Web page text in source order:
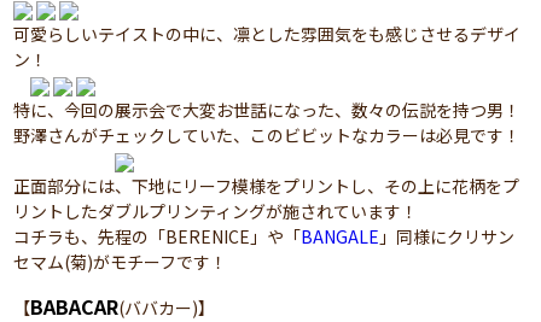
可愛らしいテイストの中に、凛とした雰囲気をも感じさせるデザイ
ン！
特に、今回の展示会で大変お世話になった、数々の伝説を持つ男！
野澤さんがチェックしていた、このビビットなカラーは必見です！
正面部分には、下地にリーフ模様をプリントし、その上に花柄をプ
リントしたダブルプリンティングが施されています！
コチラも、先程の「BERENICE」や「BANGALE 」同様にクリサン
セマム(菊)がモチーフです！
【BABACAR(ババカー)】